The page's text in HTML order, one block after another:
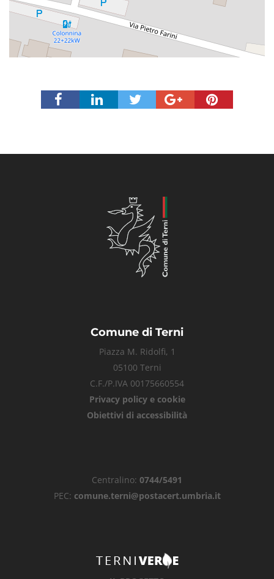
Comune di Terni
Piazza M. Ridolfi, 1
05100 Terni
C.F./P.IVA 00175660554
Privacy policy e cookie
Obiettivi di accessibilità
Centralino: 0744/5491
PEC: comune.terni@postacert.umbria.it